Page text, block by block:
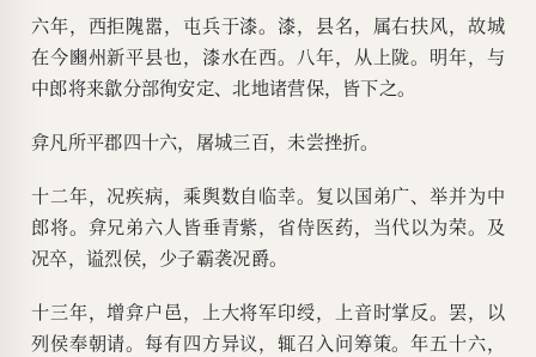
六年，西拒隗嚣，屯兵于漆。漆，县名，属右扶风，故城
在今豳州新平县也，漆水在西。八年，从上陇。明年，与
中郎将来歙分部徇安定、北地诸营保，皆下之。
弇凡所平郡四十六，屠城三百，未尝挫折。
十二年，况疾病，乘舆数自临幸。复以国弟广、举并为中
郎将。弇兄弟六人皆垂青紫，省侍医药，当代以为荣。及
况卒，谥烈侯，少子霸袭况爵。
十三年，增弇户邑，上大将军印绶，上音时掌反。罢，以
列侯奉朝请。每有四方异议，辄召入问筹策。年五十六，